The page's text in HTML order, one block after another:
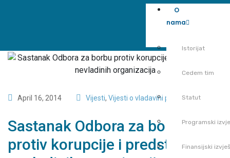
O
nama
Istorijat
Cedem tim
Statut
Programski
Finansijski
April 16, 2014 Vijesti, Vijesti o vladavini prava
Sastanak Odbora za borbu
protiv korupcije i predstavnika